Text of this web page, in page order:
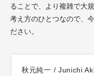
ることで、より複雑で大
考え方のひとつなので、
ださい。
秋元純一 / Junichi